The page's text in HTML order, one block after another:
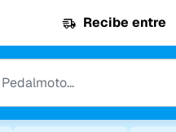
Recibe entre